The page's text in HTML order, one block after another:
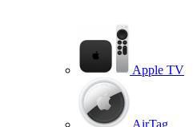
Apple TV